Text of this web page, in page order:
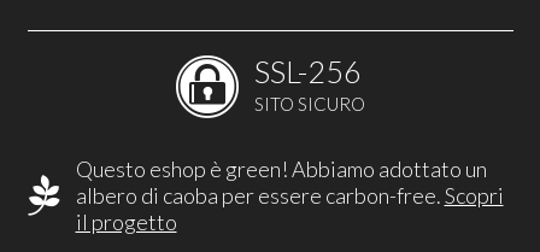
SSL-256
SITO SICURO
Questo eshop è green! Abbiamo adottato un
albero di caoba per essere carbon-free.Scopri
il progetto